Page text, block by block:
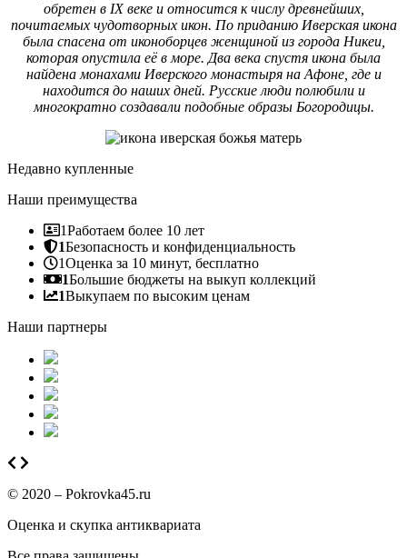
обретен в IX веке и относится к числу древнейших,
почитаемых чудотворных икон. По приданию Иверская икона
была спасена от иконоборцев женщиной из города Никеи,
которая опустила её в море. Два века спустя икона была
найдена монахами Иверского монастыря на Афоне, где и
находится до наших дней. Русские люди полюбили и
многократно создавали подобные образы Богородицы.
Недавно купленные
Наши преимущества
1Работаем более 10 лет
1Безопасность и конфиденциальность
1Оценка за 10 минут, бесплатно
1Большие бюджеты на выкуп коллекций
1Выкупаем по высоким ценам
Наши партнеры
© 2020 – Pokrovka45.ru
Оценка и скупка антиквариата